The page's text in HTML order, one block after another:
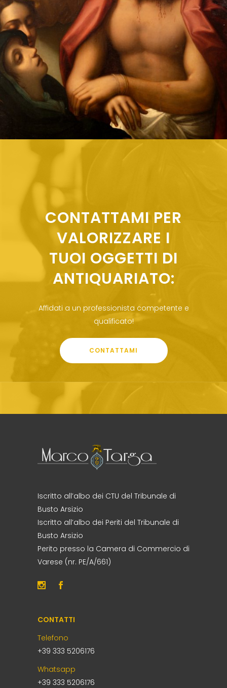
CONTATTAMI PER
VALORIZZARE I
TUOI OGGETTI DI
ANTIQUARIATO:
Affidati a un professionista competente e
qualificato!
CONTATTAMI
Iscritto all’albo dei CTU del Tribunale di
Busto Arsizio
Iscritto all’albo dei Periti del Tribunale di
Busto Arsizio
Perito presso la Camera di Commercio di
Varese (nr. PE/A/661)
CONTATTI
Telefono
+39 333 5206176
Whatsapp
+39 333 5206176